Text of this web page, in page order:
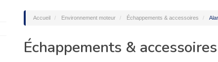
Accueil Environnement moteur Échappements & accessoires
Échappements & accessoires